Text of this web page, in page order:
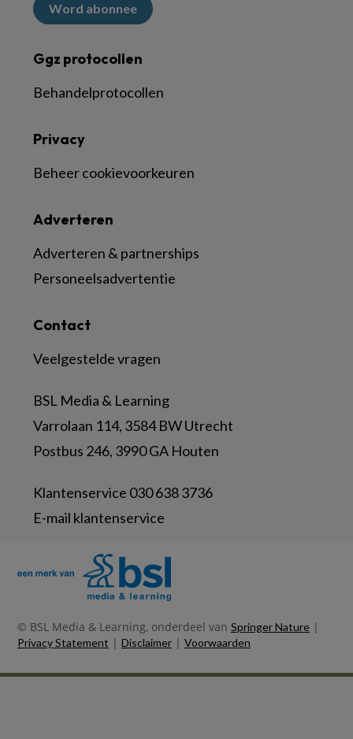
Word abonnee
Ggz protocollen
Behandelprotocollen
Contact
Veelgestelde vragen
BSL Media & Learning
Varrolaan 114, 3584 BW Utrecht
Postbus 246, 3990 GA Houten
Klantenservice 030 638 3736
E-mail klantenservice
Adverteren
Adverteren & partnerships
Personeelsadvertentie
Privacy
Beheer cookievoorkeuren
© BSL Media & Learning, onderdeel van Springer Nature |
Privacy Statement | Disclaimer | Voorwaarden